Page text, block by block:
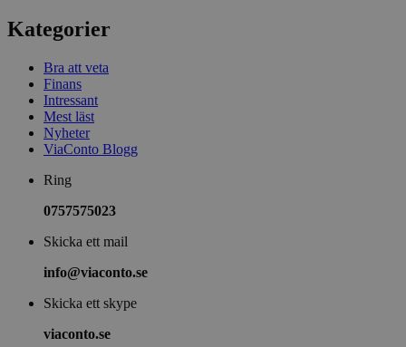
Kategorier
Bra att veta
Finans
Intressant
Mest läst
Nyheter
ViaConto Blogg
Ring
0757575023
Skicka ett mail
info@viaconto.se
Skicka ett skype
viaconto.se